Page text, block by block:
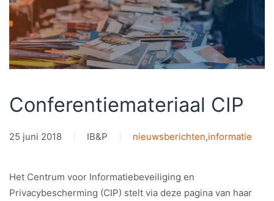
Conferentiemateriaal CIP
25 juni 2018 IB&P nieuwsberichten,informatie
Het Centrum voor Informatiebeveiliging en
Privacybescherming (CIP) stelt via deze pagina van haar